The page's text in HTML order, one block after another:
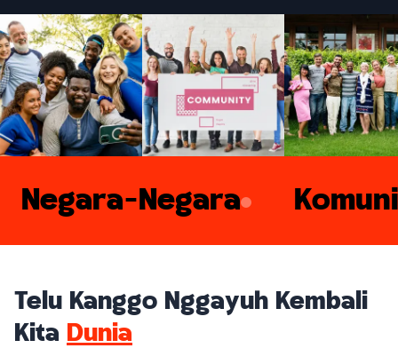
Negara-Negara
Telu Kanggo Nggayuh Kembali
Kita Dunia